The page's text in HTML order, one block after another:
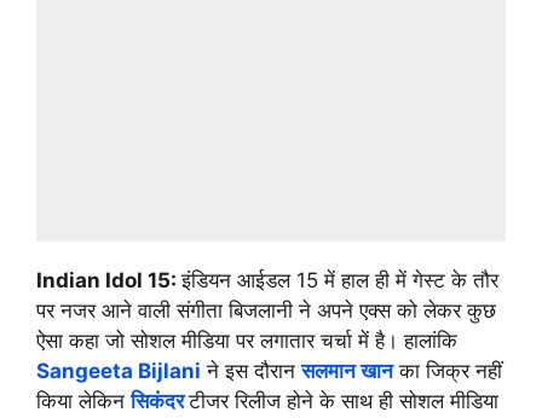
Indian Idol 15:इंडियन आईडल 15 में हाल ही में गेस्ट के तौर
पर नजर आने वाली संगीता बिजलानी ने अपने एक्स को लेकर कुछ
ऐसा कहा जो सोशल मीडिया पर लगातार चर्चा में है। हालांकि
Sangeeta Bijlani ने इस दौरानसलमान खानका जिक्र नहीं
किया लेकिनसिकंदरटीजर रिलीज होने के साथ ही सोशल मीडिया